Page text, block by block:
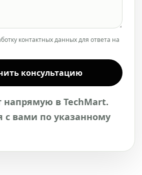
контактных данных для ответа на
консультацию
напрямую в TechMart.
вами по указанному